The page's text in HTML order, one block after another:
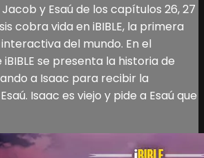
y Esaú de los capítulos 26, 27
cobra vida en iBIBLE, la primera
interactiva del mundo. En el
iBIBLE se presenta la historia de
a Isaac para recibir la
Isaac es viejo y pide a Esaú que